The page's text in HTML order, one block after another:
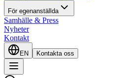
För egenanställda
Samhälle & Press
Nyheter
Kontakt
EN Kontakta oss